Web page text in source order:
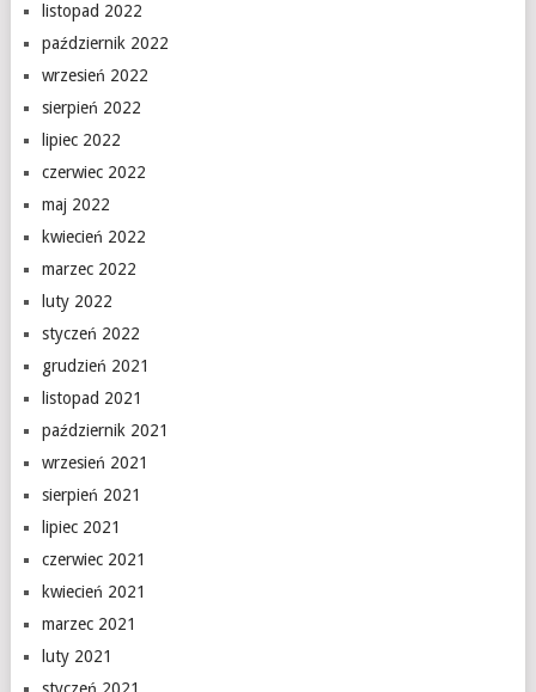
listopad 2022
październik 2022
wrzesień 2022
sierpień 2022
lipiec 2022
czerwiec 2022
maj 2022
kwiecień 2022
marzec 2022
luty 2022
styczeń 2022
grudzień 2021
listopad 2021
październik 2021
wrzesień 2021
sierpień 2021
lipiec 2021
czerwiec 2021
kwiecień 2021
marzec 2021
luty 2021